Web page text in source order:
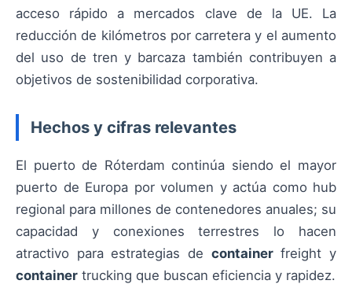
acceso rápido a mercados clave de la UE. La
reducción de kilómetros por carretera y el aumento
del uso de tren y barcaza también contribuyen a
objetivos de sostenibilidad corporativa.
Hechos y cifras relevantes
El puerto de Róterdam continúa siendo el mayor
puerto de Europa por volumen y actúa como hub
regional para millones de contenedores anuales; su
capacidad y conexiones terrestres lo hacen
atractivo para estrategias de containerfreight y
container trucking que buscan eficiencia y rapidez.